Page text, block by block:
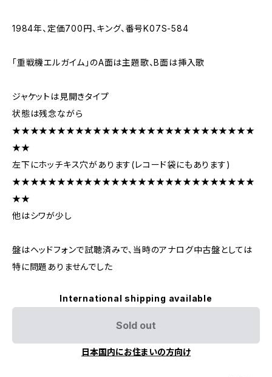
1984年、定価700円、キング、番号K07S-584
「重戦機エルガイム」のA面は主題歌、B面は挿入歌
ジャケットは見開きタイプ
状態は残念ながら
★★★★★★★★★★★★★★★★★★★★★★★★★★★
★★
左下にホッチキス穴があります(レコード袋にもあります)
★★★★★★★★★★★★★★★★★★★★★★★★★★★
★★
他はシワが少し
盤はヘッドフォンで試聴済みで、当時のアナログ中古盤としては
特に問題ありませんでした
International shipping available
Sold out
日本国内にお住まいの方向け